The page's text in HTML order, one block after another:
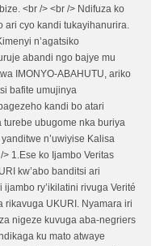
<br /> <br /> Ndifuza ko
ari cyo kandi tukayihanurira.
n’agatsiko
abandi ngo bajye mu
IMONYO-ABAHUTU, ariko
bafite umujinya
kandi bo atari
turebe ubugome nka buriya
n’uwiyise Kalisa
1.Ese ko Ijambo Veritas
kw’abo banditsi ari
ijambo ry’ikilatini rivuga Verité
rikavuga UKURI. Nyamara iri
nigeze kuvuga aba-negriers
ku mato atwaye